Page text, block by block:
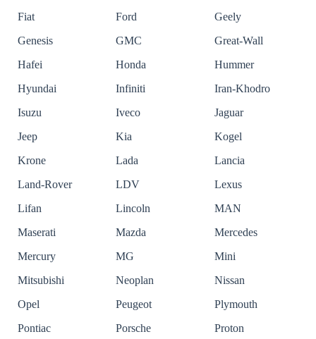
Fiat
Ford
Geely
Genesis
GMC
Great-Wall
Hafei
Honda
Hummer
Hyundai
Infiniti
Iran-Khodro
Isuzu
Iveco
Jaguar
Jeep
Kia
Kogel
Krone
Lada
Lancia
Land-Rover
LDV
Lexus
Lifan
Lincoln
MAN
Maserati
Mazda
Mercedes
Mercury
MG
Mini
Mitsubishi
Neoplan
Nissan
Opel
Peugeot
Plymouth
Pontiac
Porsche
Proton